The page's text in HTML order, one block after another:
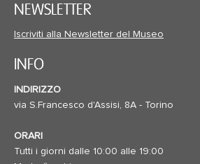
NEWSLETTER
Iscriviti alla Newsletter del Museo
INFO
INDIRIZZO
via S.Francesco d'Assisi, 8A - Torino
ORARI
Tutti i giorni dalle 10:00 alle 19:00